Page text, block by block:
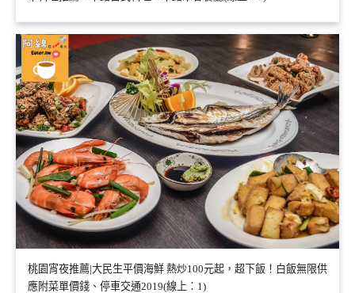
桃園宵夜推薦|大民生平價海鮮 熱炒100元起，超下飯！白飯無限供
應附菜單價錢、停車交通2019(線上：1)